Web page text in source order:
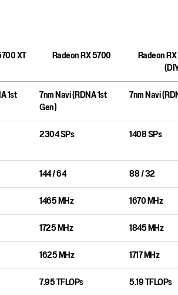
XT Radeon RX 5700 Radeon
1st 7nm Navi (RDNA 1st
Gen)
7nm Navi
2304 SPs 1408 SPs
144 / 64 88 / 32
1465 MHz 1670 MHz
1725 MHz 1845 MHz
1625 MHz 1717 MHz
7.95 TFLOPs 5.19 TFLOPs